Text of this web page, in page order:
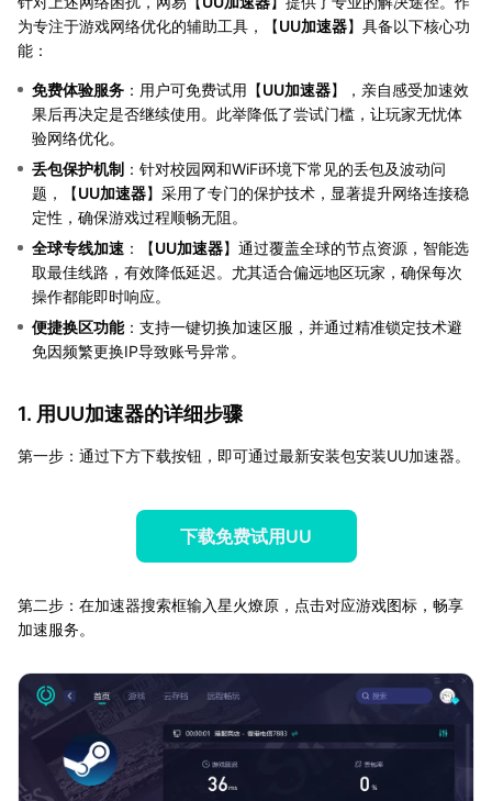
为专注于游戏网络优化的辅助工具，【UU加速器】具备以下核心功
能：
免费体验服务 ：用户可免费试用【UU加速器】，亲自感受加速效
果后再决定是否继续使用。此举降低了尝试门槛，让玩家无忧体
验网络优化。
丢包保护机制 ：针对校园网和WiFi环境下常见的丢包及波动问
题，【UU加速器】采用了专门的保护技术，显著提升网络连接稳
定性，确保游戏过程顺畅无阻。
全球专线加速 ：【UU加速器】通过覆盖全球的节点资源，智能选
取最佳线路，有效降低延迟。尤其适合偏远地区玩家，确保每次
操作都能即时响应。
便捷换区功能：支持一键切换加速区服，并通过精准锁定技术避
免因频繁更换IP导致账号异常。
1. 用UU加速器的详细步骤
第一步：通过下方下载按钮，即可通过最新安装包安装UU加速器。
下载免费试用UU
第二步：在加速器搜索框输入星火燎原，点击对应游戏图标，畅享
加速服务。